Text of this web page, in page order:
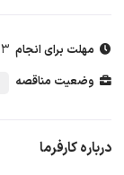
مهلت برای انجام 3روز
وضعیت مناقصه
درباره کارفرما